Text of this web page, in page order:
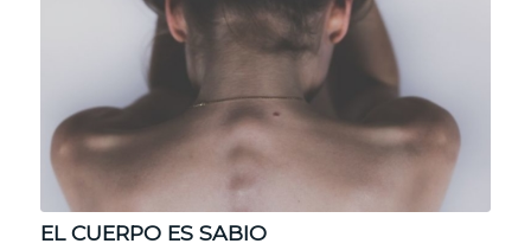
EL CUERPO ES SABIO